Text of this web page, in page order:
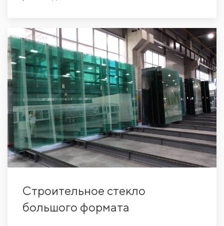
Строительное стекло
большого формата